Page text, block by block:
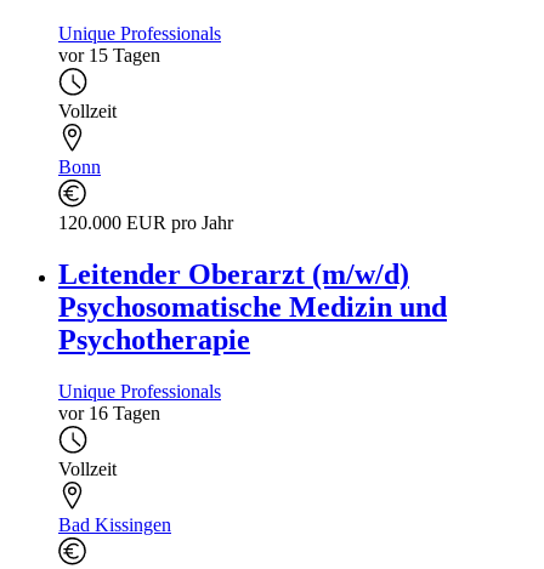
Unique Professionals
vor 15 Tagen
Vollzeit
Bonn
120.000 EUR pro Jahr
Leitender Oberarzt (m/w/d)
Psychosomatische Medizin und
Psychotherapie
Unique Professionals
vor 16 Tagen
Vollzeit
Bad Kissingen